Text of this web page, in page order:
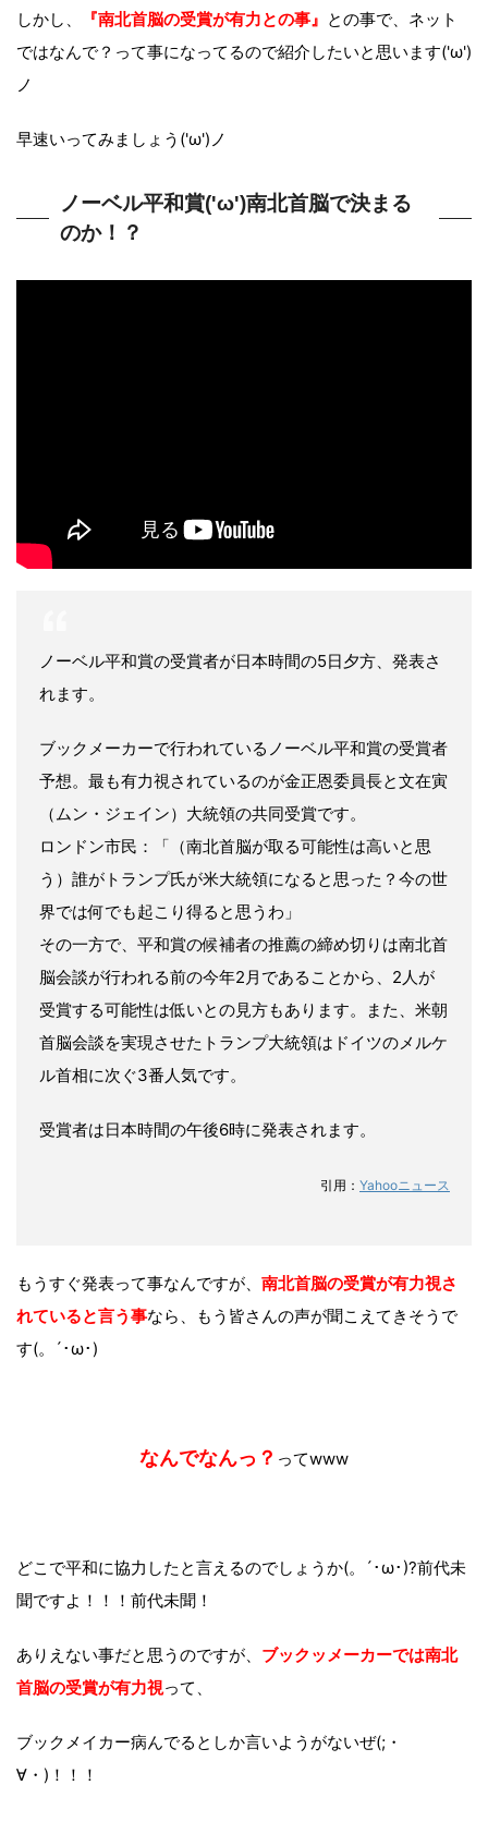
しかし、 『南北首脳の受賞が有力との事』 との事で、ネット
ではなんで？って事になってるので紹介したいと思います('ω')
ノ
早速いってみましょう('ω')ノ
ノーベル平和賞('ω')南北首脳で決まる
のか！？
ノーベル平和賞の受賞者が日本時間の5日夕方、発表さ
れます。
ブックメーカーで行われているノーベル平和賞の受賞者
予想。最も有力視されているのが金正恩委員長と文在寅
（ムン・ジェイン）大統領の共同受賞です。
ロンドン市民：「（南北首脳が取る可能性は高いと思
う）誰がトランプ氏が米大統領になると思った？今の世
界では何でも起こり得ると思うわ」
その一方で、平和賞の候補者の推薦の締め切りは南北首
脳会談が行われる前の今年2月であることから、2人が
受賞する可能性は低いとの見方もあります。また、米朝
首脳会談を実現させた トランプ大統領はドイツのメルケ
ル首相に次ぐ3番人気です。
受賞者は日本時間の午後6時に発表されます。
引用： Yahooニュース
もうすぐ発表って事なんですが、 南北首脳の受賞が有力視さ
れていると言う事なら、もう皆さんの声が聞こえてきそうで
す(。´･ω･)
なんでなんっ？ ってwww
どこで平和に協力したと言えるのでしょうか(。´･ω･)?前代未
聞ですよ！！！前代未聞！
ありえない事だと思うのですが、 ブックッメーカーでは南北
首脳の受賞が有力視って、
ブックメイカー病んでるとしか言いようがないぜ(;・
∀・)！！！